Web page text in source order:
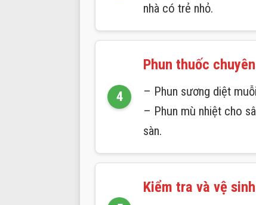
nhà có trẻ nhỏ.
Phun thuốc
– Phun sương diệt
– Phun mù nhiệt cho
sàn.
Kiểm tra và vệ sinh